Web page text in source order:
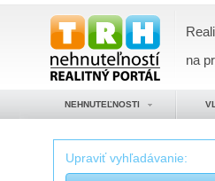
na
NEHNUTEĽNOSTI
Upraviť vyhľadávanie: